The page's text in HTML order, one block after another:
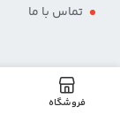
تماس با ما
فروشگاه